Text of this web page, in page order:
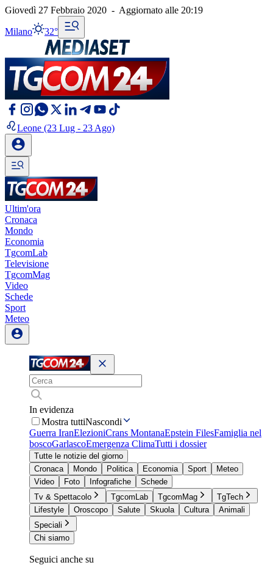
Giovedì 27 Febbraio 2020 - Aggiornato alle 20:19
Milano 32°
Leone (23 Lug - 23 Ago)
Ultim'ora
Cronaca
Mondo
Economia
TgcomLab
Televisione
TgcomMag
Video
Schede
Sport
Meteo
In evidenza
Mostra tuttiNascondi
Guerra IranElezioniCrans MontanaEpstein FilesFamiglia nel
boscoGarlascoEmergenza ClimaTutti i dossier
Tutte le notizie del giorno
Cronaca
Mondo Politica Economia Sport
Meteo
Video
Foto Infografiche
Schede
Tv & Spettacolo
TgcomLab TgcomMag
TgTech
Lifestyle
Oroscopo Salute Skuola Cultura
Animali
Speciali
Chi siamo
Seguici anche su